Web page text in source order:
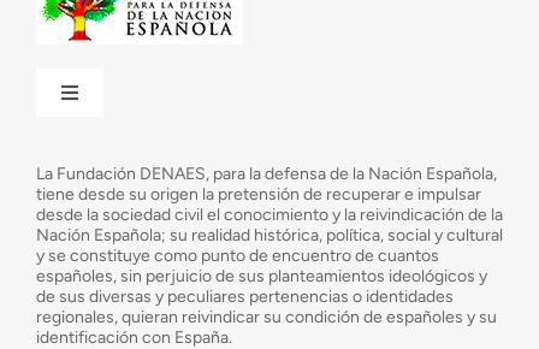
Toggle
¿Cuáles son nuestros objetivos?
Consejo Asesor
La Fundación DENAES, para la defensa de la Nación Española,
tiene desde su origen la pretensión de recuperar e impulsar
desde la sociedad civil el conocimiento y la reivindicación de la
Nación Española; su realidad histórica, política, social y cultural
y se constituye como punto de encuentro de cuantos
españoles, sin perjuicio de sus planteamientos ideológicos y
de sus diversas y peculiares pertenencias o identidades
regionales, quieran reivindicar su condición de españoles y su
identificación con España.